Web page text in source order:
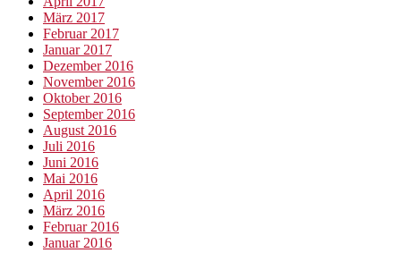
März 2017
Februar 2017
Januar 2017
Dezember 2016
November 2016
Oktober 2016
September 2016
August 2016
Juli 2016
Juni 2016
Mai 2016
April 2016
März 2016
Februar 2016
Januar 2016